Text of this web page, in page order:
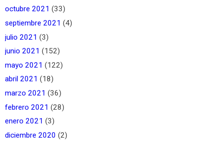
octubre 2021 (33)
septiembre 2021 (4)
julio 2021 (3)
junio 2021 (152)
mayo 2021 (122)
abril 2021 (18)
marzo 2021 (36)
febrero 2021 (28)
enero 2021 (3)
diciembre 2020 (2)